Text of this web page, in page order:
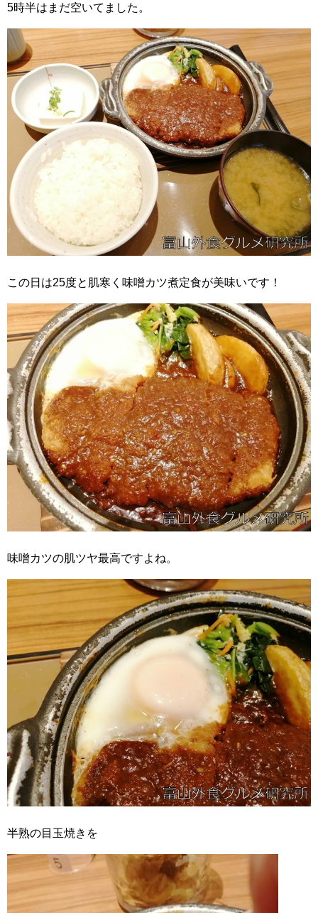
5時半はまだ空いてました。
この日は25度と肌寒く味噌カツ煮定食が美味いです！
味噌カツの肌ツヤ最高ですよね。
半熟の目玉焼きを